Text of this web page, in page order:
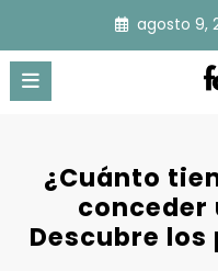
contenido
agosto 9,
¿Cuánto
conceder
Descubre